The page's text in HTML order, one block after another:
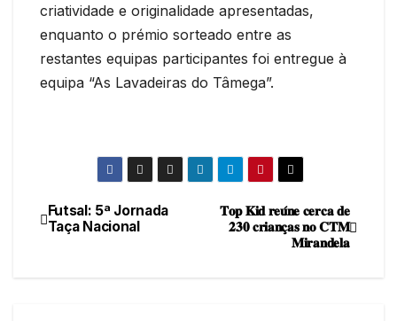
criatividade e originalidade apresentadas,
enquanto o prémio sorteado entre as
restantes equipas participantes foi entregue à
equipa “As Lavadeiras do Tâmega”.
Navegação
𝐓𝐨𝐩 𝐊𝐢𝐝 𝐫𝐞𝐮́𝐧𝐞 𝐜𝐞𝐫𝐜𝐚 𝐝𝐞
𝟐𝟑𝟎 𝐜𝐫𝐢𝐚𝐧𝐜̧𝐚𝐬 𝐧𝐨 𝐂𝐓𝐌
𝐌𝐢𝐫𝐚𝐧𝐝𝐞𝐥𝐚
Futsal: 5ª Jornada
Taça Nacional